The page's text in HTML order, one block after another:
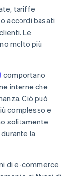
tariffe
accordi basati
Le
molto più
comportano
interne che
Ciò può
complesso e
solitamente
la
di e-commerce